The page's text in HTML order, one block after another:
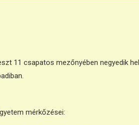
11 csapatos mezőnyében negyedik
mérkőzései: